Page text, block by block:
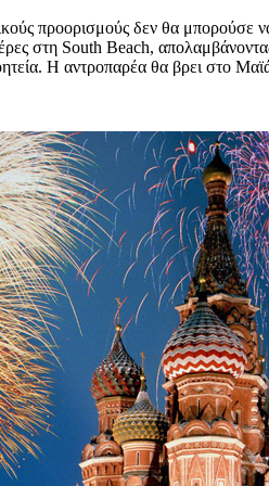
προορισμούς δεν θα μπορούσε
στη South Beach,
Η αντροπαρέα θα βρει στο